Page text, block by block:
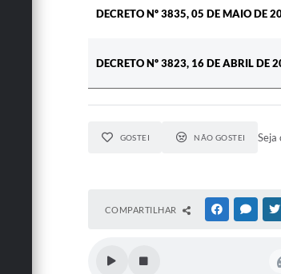
DECRETO Nº 3835, 05 DE MAIO DE
DECRETO Nº 3823, 16 DE ABRIL DE
GOSTEI NÃO GOSTEI Seja
COMPARTILHAR FACEBOOK